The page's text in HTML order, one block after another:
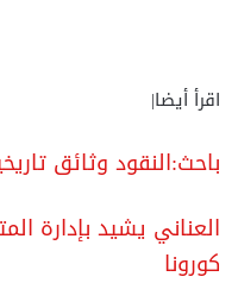
اقرأ أيضا|
باحث:النقود وثائق
العناني يشيد بإدارة
كورونا